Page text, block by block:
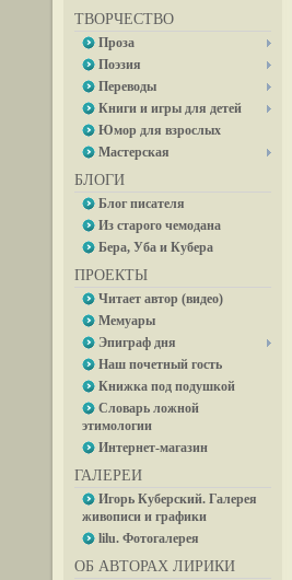
ТВОРЧЕСТВО
Проза
Поэзия
Переводы
Книги и игры для детей
Юмор для взрослых
Мастерская
БЛОГИ
Блог писателя
Из старого чемодана
Бера, Уба и Кубера
ПРОЕКТЫ
Читает автор (видео)
Мемуары
Эпиграф дня
Наш почетный гость
Книжка под подушкой
Словарь ложной
этимологии
Интернет-магазин
ГАЛЕРЕИ
Игорь Куберский. Галерея
живописи и графики
lilu. Фотогалерея
ОБ АВТОРАХ ЛИРИКИ